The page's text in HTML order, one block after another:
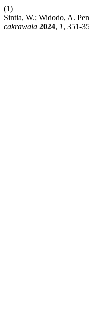
(1)
Sintia, W.; Widodo, A.
cakrawala 2024, 1, 351-